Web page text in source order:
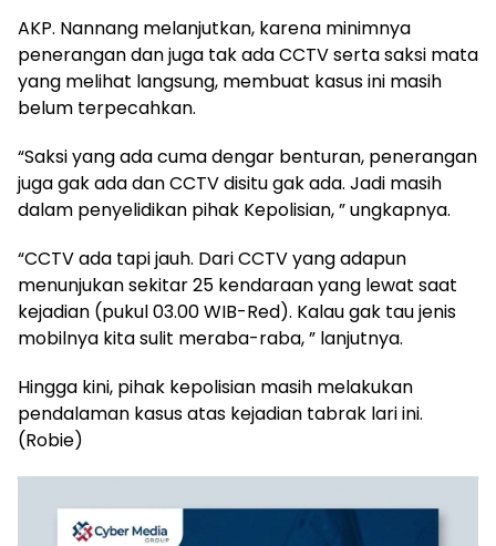
AKP. Nannang melanjutkan, karena minimnya
penerangan dan juga tak ada CCTV serta saksi mata
yang melihat langsung, membuat kasus ini masih
belum terpecahkan.
“Saksi yang ada cuma dengar benturan, penerangan
juga gak ada dan CCTV disitu gak ada. Jadi masih
dalam penyelidikan pihak Kepolisian, ” ungkapnya.
“CCTV ada tapi jauh. Dari CCTV yang adapun
menunjukan sekitar 25 kendaraan yang lewat saat
kejadian (pukul 03.00 WIB-Red). Kalau gak tau jenis
mobilnya kita sulit meraba-raba, ” lanjutnya.
Hingga kini, pihak kepolisian masih melakukan
pendalaman kasus atas kejadian tabrak lari ini.
(Robie)